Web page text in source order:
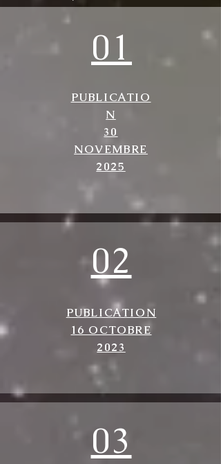
01
PUBLICATIO
N
30
NOVEMBRE
2025
02
PUBLICATION
16 OCTOBRE
2023
03